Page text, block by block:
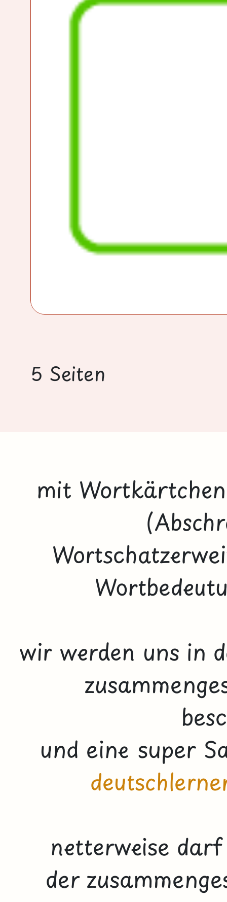
5 Seiten
mit
wir werden uns in
und eine super
netterweise
der